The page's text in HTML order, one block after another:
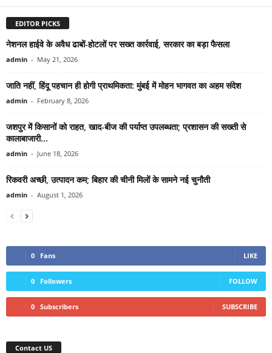
EDITOR PICKS
नेशनल हाईवे के अवैध ढाबों-होटलों पर सख्त कार्रवाई, सरकार का बड़ा फैसला
admin - May 21, 2026
जाति नहीं, हिंदू पहचान ही होगी प्राथमिकता: मुंबई में मोहन भागवत का अहम संदेश
admin - February 8, 2026
जशपुर में किसानों को राहत, खाद-बीज की पर्याप्त उपलब्धता; प्रशासन की सख्ती से
कालाबाजारी...
admin - June 18, 2026
रिकवरी अच्छी, उत्पादन कम; बिहार की चीनी मिलों के सामने नई चुनौती
admin - August 1, 2026
0 Fans LIKE
0 Followers FOLLOW
0 Subscribers SUBSCRIBE
Contact US